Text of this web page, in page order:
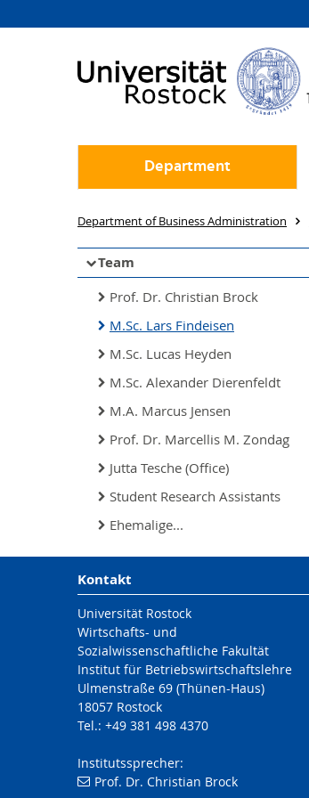
Department
Department of Business Administration
Team
Prof. Dr. Christian Brock
M.Sc. Lars Findeisen
M.Sc. Lucas Heyden
M.Sc. Alexander Dierenfeldt
M.A. Marcus Jensen
Prof. Dr. Marcellis M. Zondag
Jutta Tesche (Office)
Student Research Assistants
Ehemalige...
Kontakt
Universität Rostock
Wirtschafts- und
Sozialwissenschaftliche Fakultät
Institut für Betriebswirtschaftslehre
Ulmenstraße 69 (Thünen-Haus)
18057 Rostock
Tel.: +49 381 498 4370
Institutssprecher:
Prof. Dr. Christian Brock